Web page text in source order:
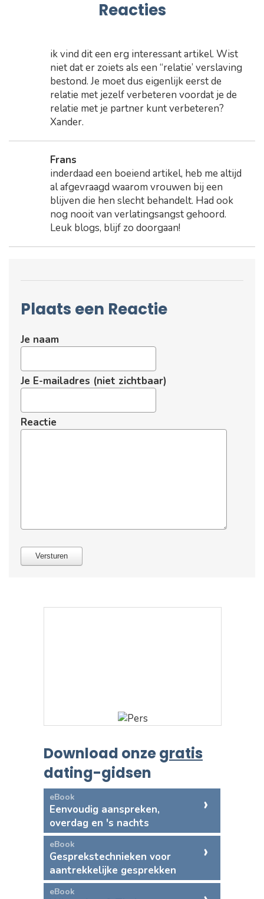
Reacties
ik vind dit een erg interessant artikel. Wist
niet dat er zoiets als een “relatie’ verslaving
bestond. Je moet dus eigenlijk eerst de
relatie met jezelf verbeteren voordat je de
relatie met je partner kunt verbeteren?
Xander.
Frans
inderdaad een boeiend artikel, heb me altijd
al afgevraagd waarom vrouwen bij een
blijven die hen slecht behandelt. Had ook
nog nooit van verlatingsangst gehoord.
Leuk blogs, blijf zo doorgaan!
Plaats een Reactie
Je naam
Je E-mailadres (niet zichtbaar)
Reactie
Download onzegratis
dating-gidsen
eBook
Eenvoudig aanspreken,
overdag en 's nachts
eBook
Gesprekstechnieken voor
aantrekkelijke gesprekken
eBook